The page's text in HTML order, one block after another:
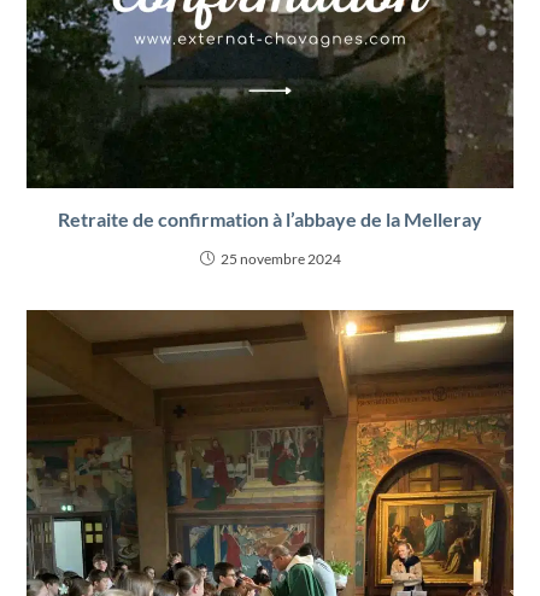
Retraite de confirmation à l’abbaye de la Melleray
25 novembre 2024